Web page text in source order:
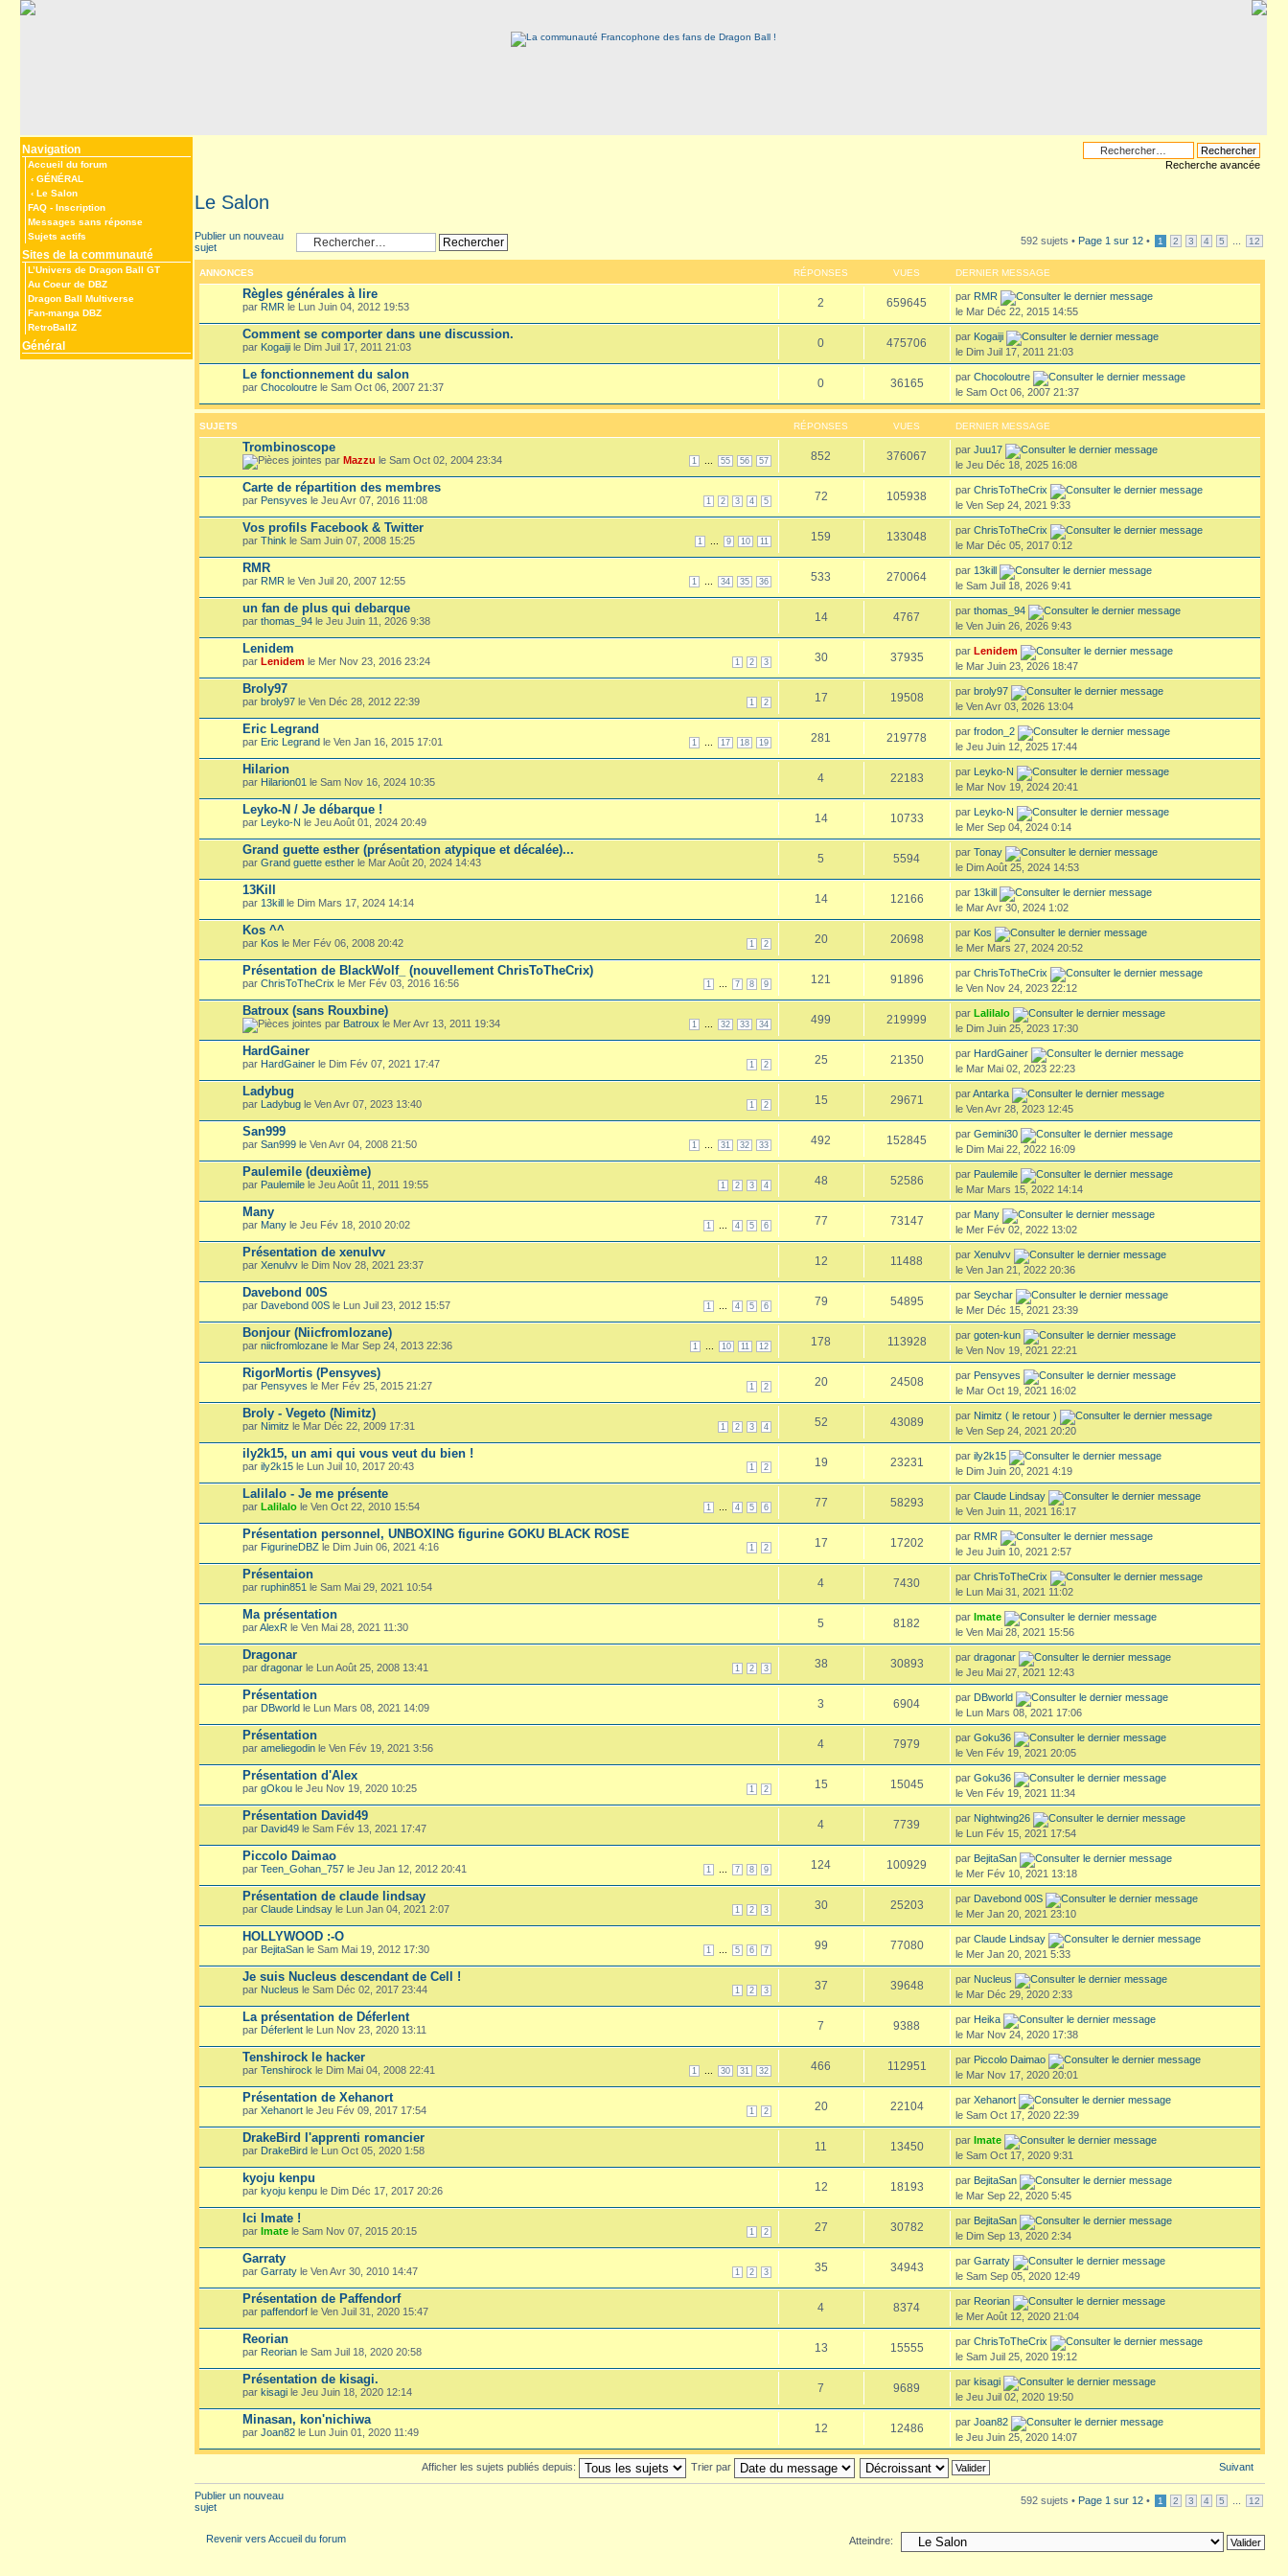
Navigation
Accueil du forum
‹ GÉNÉRAL
‹ Le Salon
FAQ - Inscription
Messages sans réponse
Sujets actifs
Sites de la communauté
L’Univers de Dragon Ball GT
Au Coeur de DBZ
Dragon Ball Multiverse
Fan-manga DBZ
RetroBallZ
Général
Recherche avancée
Le Salon
Publier un nouveau
sujet
592 sujets • Page 1 sur 12 • 1 2 3 4 5 12
ANNONCES RÉPONSES VUES DERNIER MESSAGE
Règles générales à lire
par RMR le Lun Juin 04, 2012 19:53 2 659645 par RMR
le Mar Déc 22, 2015 14:55
Comment se comporter dans une discussion.
par Kogaiji le Dim Juil 17, 2011 21:03 0 475706 par Kogaiji
le Dim Juil 17, 2011 21:03
Le fonctionnement du salon
par Chocoloutre le Sam Oct 06, 2007 21:37 0 36165 par Chocoloutre
le Sam Oct 06, 2007 21:37
SUJETS RÉPONSES VUES DERNIER MESSAGE
Trombinoscope
1 55 56 57
par Mazzu le Sam Oct 02, 2004 23:34 852 376067 par Juu17
le Jeu Déc 18, 2025 16:08
Carte de répartition des membres
1 2 3 4 5
par Pensyves le Jeu Avr 07, 2016 11:08 72 105938 par ChrisToTheCrix
le Ven Sep 24, 2021 9:33
Vos profils Facebook & Twitter
1 9 10 11
par Think le Sam Juin 07, 2008 15:25 159 133048 par ChrisToTheCrix
le Mar Déc 05, 2017 0:12
RMR
1 34 35 36
par RMR le Ven Juil 20, 2007 12:55 533 270064 par 13kill
le Sam Juil 18, 2026 9:41
un fan de plus qui debarque
par thomas_94 le Jeu Juin 11, 2026 9:38 14 4767 par thomas_94
le Ven Juin 26, 2026 9:43
Lenidem
1 2 3
par Lenidem le Mer Nov 23, 2016 23:24 30 37935 par Lenidem
le Mar Juin 23, 2026 18:47
Broly97
1 2
par broly97 le Ven Déc 28, 2012 22:39 17 19508 par broly97
le Ven Avr 03, 2026 13:04
Eric Legrand
1 17 18 19
par Eric Legrand le Ven Jan 16, 2015 17:01 281 219778 par frodon_2
le Jeu Juin 12, 2025 17:44
Hilarion
par Hilarion01 le Sam Nov 16, 2024 10:35 4 22183 par Leyko-N
le Mar Nov 19, 2024 20:41
Leyko-N / Je débarque !
par Leyko-N le Jeu Août 01, 2024 20:49 14 10733 par Leyko-N
le Mer Sep 04, 2024 0:14
Grand guette esther (présentation atypique et décalée)...
par Grand guette esther le Mar Août 20, 2024 14:43 5 5594 par Tonay
le Dim Août 25, 2024 14:53
13Kill
par 13kill le Dim Mars 17, 2024 14:14 14 12166 par 13kill
le Mar Avr 30, 2024 1:02
Kos ^^
1 2
par Kos le Mer Fév 06, 2008 20:42 20 20698 par Kos
le Mer Mars 27, 2024 20:52
Présentation de BlackWolf_ (nouvellement ChrisToTheCrix)
1 7 8 9
par ChrisToTheCrix le Mer Fév 03, 2016 16:56 121 91896 par ChrisToTheCrix
le Ven Nov 24, 2023 22:12
Batroux (sans Rouxbine)
1 32 33 34
par Batroux le Mer Avr 13, 2011 19:34 499 219999 par Lalilalo
le Dim Juin 25, 2023 17:30
HardGainer
1 2
par HardGainer le Dim Fév 07, 2021 17:47 25 21350 par HardGainer
le Mar Mai 02, 2023 22:23
Ladybug
1 2
par Ladybug le Ven Avr 07, 2023 13:40 15 29671 parAntarka
le Ven Avr 28, 2023 12:45
San999
1 31 32 33
par San999 le Ven Avr 04, 2008 21:50 492 152845 par Gemini30
le Dim Mai 22, 2022 16:09
Paulemile (deuxième)
1 2 3 4
par Paulemile le Jeu Août 11, 2011 19:55 48 52586 par Paulemile
le Mar Mars 15, 2022 14:14
Many
1 4 5 6
par Many le Jeu Fév 18, 2010 20:02 77 73147 par Many
le Mer Fév 02, 2022 13:02
Présentation de xenulvv
par Xenulvv le Dim Nov 28, 2021 23:37 12 11488 par Xenulvv
le Ven Jan 21, 2022 20:36
Davebond 00S
1 4 5 6
par Davebond 00S le Lun Juil 23, 2012 15:57 79 54895 par Seychar
le Mer Déc 15, 2021 23:39
Bonjour (Niicfromlozane)
1 10 11 12
par niicfromlozane le Mar Sep 24, 2013 22:36 178 113928 par goten-kun
le Ven Nov 19, 2021 22:21
RigorMortis (Pensyves)
1 2
par Pensyves le Mer Fév 25, 2015 21:27 20 24508 par Pensyves
le Mar Oct 19, 2021 16:02
Broly - Vegeto (Nimitz)
1 2 3 4
par Nimitz le Mar Déc 22, 2009 17:31 52 43089 par Nimitz ( le retour )
le Ven Sep 24, 2021 20:20
ily2k15, un ami qui vous veut du bien !
1 2
par ily2k15 le Lun Juil 10, 2017 20:43 19 23231 par ily2k15
le Dim Juin 20, 2021 4:19
Lalilalo - Je me présente
1 4 5 6
par Lalilalo le Ven Oct 22, 2010 15:54 77 58293 par Claude Lindsay
le Ven Juin 11, 2021 16:17
Présentation personnel, UNBOXING figurine GOKU BLACK ROSE
1 2
par FigurineDBZ le Dim Juin 06, 2021 4:16 17 17202 par RMR
le Jeu Juin 10, 2021 2:57
Présentaion
par ruphin851 le Sam Mai 29, 2021 10:54 4 7430 par ChrisToTheCrix
le Lun Mai 31, 2021 11:02
Ma présentation
parAlexR le Ven Mai 28, 2021 11:30 5 8182 par Imate
le Ven Mai 28, 2021 15:56
Dragonar
1 2 3
par dragonar le Lun Août 25, 2008 13:41 38 30893 par dragonar
le Jeu Mai 27, 2021 12:43
Présentation
par DBworld le Lun Mars 08, 2021 14:09 3 6904 par DBworld
le Lun Mars 08, 2021 17:06
Présentation
par ameliegodin le Ven Fév 19, 2021 3:56 4 7979 par Goku36
le Ven Fév 19, 2021 20:05
Présentation d'Alex
1 2
par gOkou le Jeu Nov 19, 2020 10:25 15 15045 par Goku36
le Ven Fév 19, 2021 11:34
Présentation David49
par David49 le Sam Fév 13, 2021 17:47 4 7739 par Nightwing26
le Lun Fév 15, 2021 17:54
Piccolo Daimao
1 7 8 9
par Teen_Gohan_757 le Jeu Jan 12, 2012 20:41 124 100929 par BejitaSan
le Mer Fév 10, 2021 13:18
Présentation de claude lindsay
1 2 3
par Claude Lindsay le Lun Jan 04, 2021 2:07 30 25203 par Davebond 00S
le Mer Jan 20, 2021 23:10
HOLLYWOOD :-O
1 5 6 7
par BejitaSan le Sam Mai 19, 2012 17:30 99 77080 par Claude Lindsay
le Mer Jan 20, 2021 5:33
Je suis Nucleus descendant de Cell !
1 2 3
par Nucleus le Sam Déc 02, 2017 23:44 37 39648 par Nucleus
le Mar Déc 29, 2020 2:33
La présentation de Déferlent
par Déferlent le Lun Nov 23, 2020 13:11 7 9388 par Heika
le Mar Nov 24, 2020 17:38
Tenshirock le hacker
1 30 31 32
par Tenshirock le Dim Mai 04, 2008 22:41 466 112951 par Piccolo Daimao
le Mar Nov 17, 2020 20:01
Présentation de Xehanort
1 2
par Xehanort le Jeu Fév 09, 2017 17:54 20 22104 par Xehanort
le Sam Oct 17, 2020 22:39
DrakeBird l'apprenti romancier
par DrakeBird le Lun Oct 05, 2020 1:58 11 13450 par Imate
le Sam Oct 17, 2020 9:31
kyoju kenpu
par kyoju kenpu le Dim Déc 17, 2017 20:26 12 18193 par BejitaSan
le Mar Sep 22, 2020 5:45
Ici Imate !
1 2
par Imate le Sam Nov 07, 2015 20:15 27 30782 par BejitaSan
le Dim Sep 13, 2020 2:34
Garraty
1 2 3
par Garraty le Ven Avr 30, 2010 14:47 35 34943 par Garraty
le Sam Sep 05, 2020 12:49
Présentation de Paffendorf
par paffendorf le Ven Juil 31, 2020 15:47 4 8374 par Reorian
le Mer Août 12, 2020 21:04
Reorian
par Reorian le Sam Juil 18, 2020 20:58 13 15555 par ChrisToTheCrix
le Sam Juil 25, 2020 19:12
Présentation de kisagi.
par kisagi le Jeu Juin 18, 2020 12:14 7 9689 par kisagi
le Jeu Juil 02, 2020 19:50
Minasan, kon'nichiwa
par Joan82 le Lun Juin 01, 2020 11:49 12 12486 par Joan82
le Jeu Juin 25, 2020 14:07
Suivant
Afficher les sujets publiés depuis: Trier par
Publier un nouveau
sujet
592 sujets • Page 1 sur 12 • 1 2 3 4 5 12
Revenir vers Accueil du forum Atteindre: